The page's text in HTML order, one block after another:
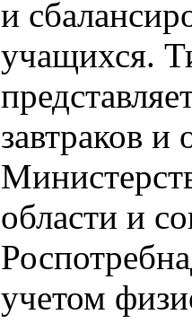
и
учащихся.
завтраков и
области и
учетом